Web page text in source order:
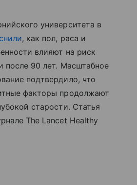
университета в
, как пол, раса и
влияют на риск
после 90 лет. Масштабное
подтвердило, что
факторы продолжают
старости. Статья
The Lancet Healthy